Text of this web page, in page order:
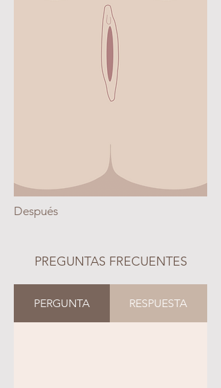
Después
PREGUNTAS FRECUENTES
PERGUNTA RESPUESTA